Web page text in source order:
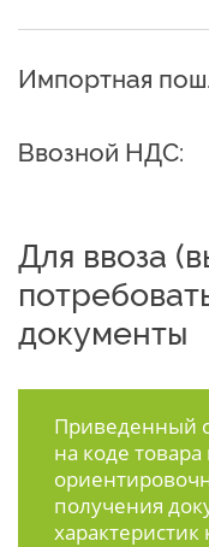
Импортная
Ввозной НДС:
Для ввоза
документы
Приведенный
на коде
получения
характеристик